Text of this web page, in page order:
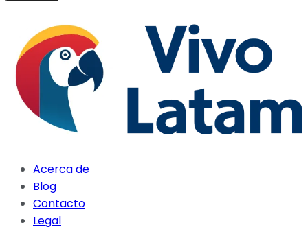
Acerca de
Blog
Contacto
Legal